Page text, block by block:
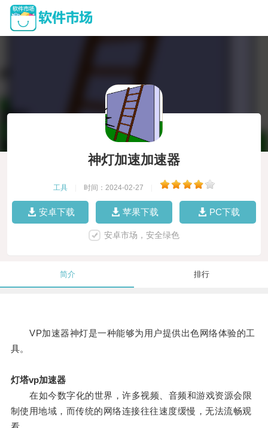
神灯加速加速器
工具 时间：2024-02-27
安卓下载 苹果下载 PC下载
安卓市场，安全绿色
简介 排行
VP加速器神灯是一种能够为用户提供出色网络体验的工
具。
灯塔vp加速器
在如今数字化的世界，许多视频、音频和游戏资源会限
制使用地域，而传统的网络连接往往速度缓慢，无法流畅观